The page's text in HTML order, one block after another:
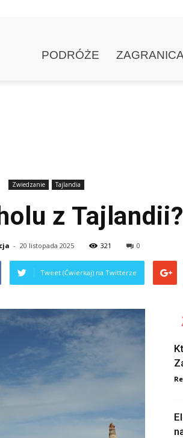
PODRÓŻE ZAGRANICA
Zwiedzanie Tajlandia
z Tajlandii?
- 20 listopada 2025 321 0
Tweet (Ćwierkaj) na Twitterze